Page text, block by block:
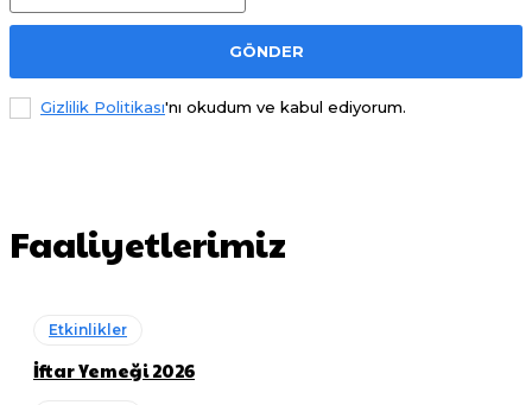
GÖNDER
Gizlilik Politikası'nı okudum ve kabul ediyorum.
Faaliyetlerimiz
Etkinlikler
İftar Yemeği 2026